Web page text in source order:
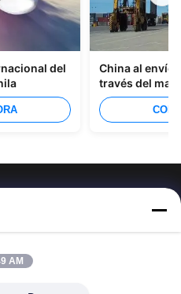
del
China al envío
través del mar
nos olvidarán
AM